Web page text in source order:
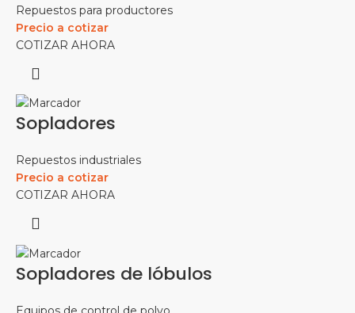
Repuestos para productores
Precio a cotizar
COTIZAR AHORA
Sopladores
Repuestos industriales
Precio a cotizar
COTIZAR AHORA
Sopladores de lóbulos